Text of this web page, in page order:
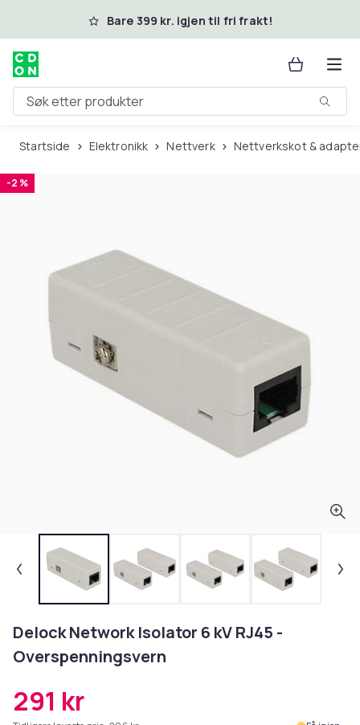
Hopp til hovedinnholdBare 399 kr. igjen til fri frakt!
Søk etter produkter
Startside Elektronikk Nettverk Nettverkskot &
-2 %
Delock Network Isolator 6 kV RJ45 -
Overspenningsvern
291 kr